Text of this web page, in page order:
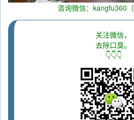
咨询微信：kangfu360（
关注微信，
去除口臭。
👇👇👇